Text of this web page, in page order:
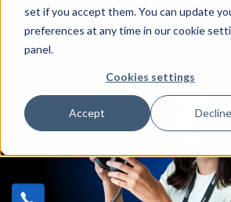
set if you accept them. You can update
preferences at any time in our cookie
panel.
Cookies settings
Accept Decline